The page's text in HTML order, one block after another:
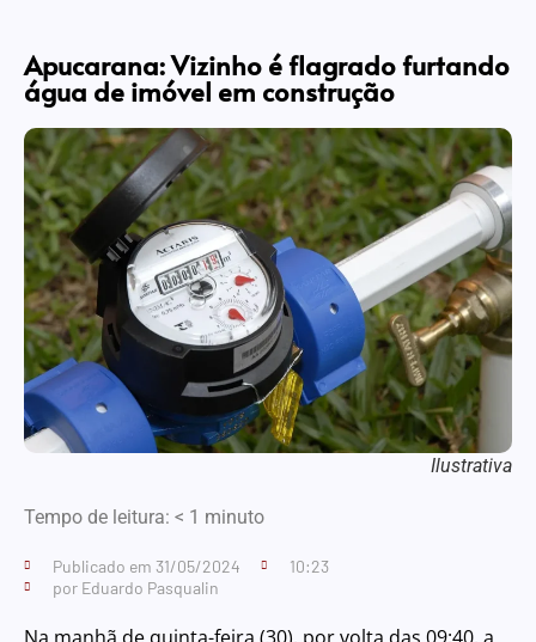
Apucarana: Vizinho é flagrado furtando
água de imóvel em construção
Ilustrativa
Tempo de leitura: < 1 minuto
Publicado em 31/05/2024
10:23
por Eduardo Pasqualin